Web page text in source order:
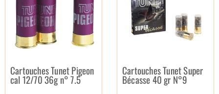
Cartouches Tunet Pigeon
cal 12/70 36g n° 7.5
Cartouches Tunet Super
Bécasse 40 gr N°9